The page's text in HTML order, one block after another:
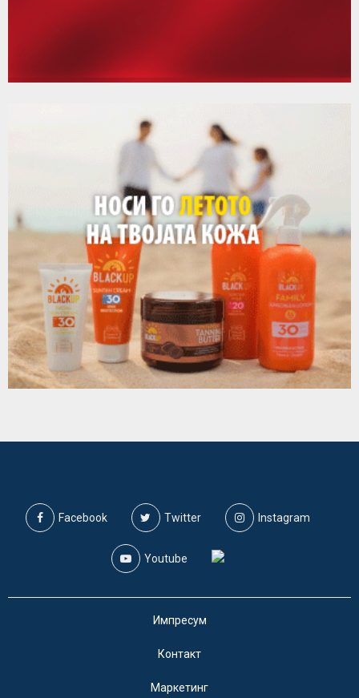
Facebook Twitter Instagram
Youtube
Импресум
Контакт
Маркетинг